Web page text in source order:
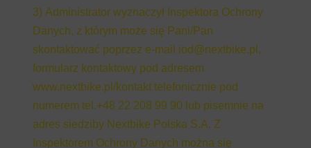
3) Administrator wyznaczył Inspektora Ochrony
Danych, z którym może się Pani/Pan
skontaktować poprzez e-mail iod@nextbike.pl ,
formularz kontaktowy pod adresem
www.nextbike.pl/kontakt telefonicznie pod
numerem tel.+48 22 208 99 90 lub pisemnie na
adres siedziby Nextbike Polska S.A. Z
Inspektorem Ochrony Danych można się